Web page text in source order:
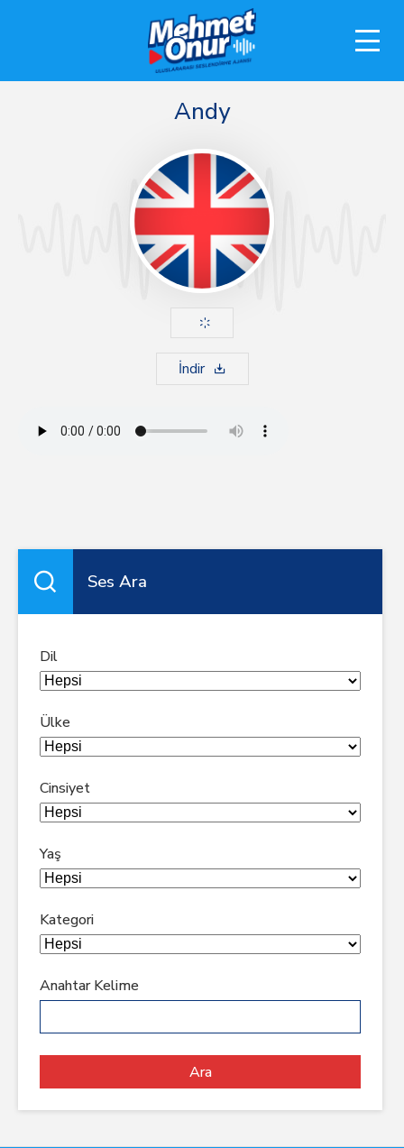
Ses Ara
Dil
Ülke
Cinsiyet
Yaş
Kategori
Anahtar Kelime
Andy
İndir